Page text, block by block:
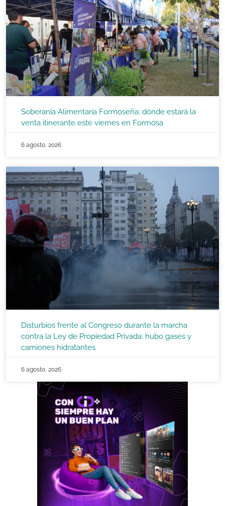
Soberanía Alimentaria Formoseña: dónde estará la
venta itinerante este viernes en Formosa
6 agosto, 2026
Disturbios frente al Congreso durante la marcha
contra la Ley de Propiedad Privada: hubo gases y
camiones hidratantes
6 agosto, 2026